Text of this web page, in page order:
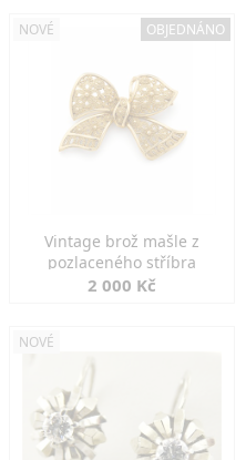
NOVÉ OBJEDNÁNO
Vintage brož mašle z
pozlaceného stříbra
2 000 Kč
NOVÉ